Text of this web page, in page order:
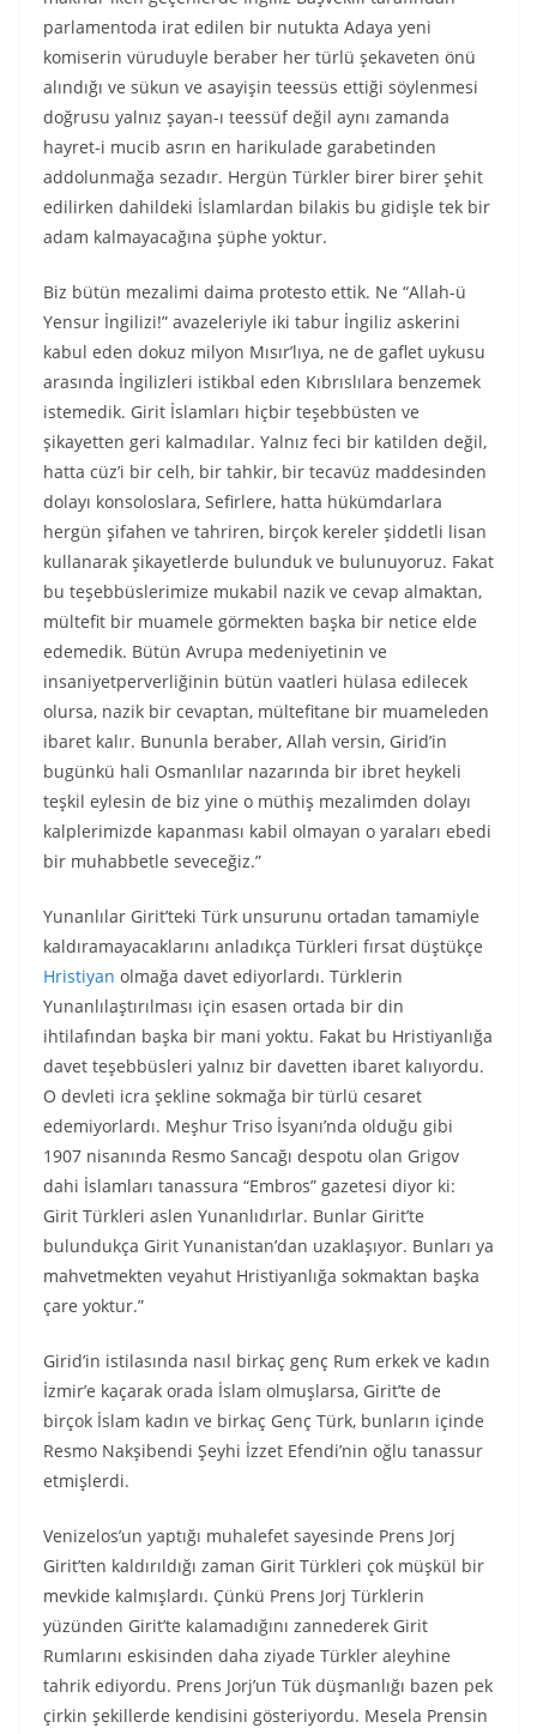
parlamentoda irat edilen bir nutukta Adaya yeni
komiserin vüruduyle beraber her türlü şekaveten önü
alındığı ve sükun ve asayişin teessüs ettiği söylenmesi
doğrusu yalnız şayan-ı teessüf değil aynı zamanda
hayret-i mucib asrın en harikulade garabetinden
addolunmağa sezadır. Hergün Türkler birer birer şehit
edilirken dahildeki İslamlardan bilakis bu gidişle tek bir
adam kalmayacağına şüphe yoktur.
Biz bütün mezalimi daima protesto ettik. Ne “Allah-ü
Yensur İngilizi!” avazeleriyle iki tabur İngiliz askerini
kabul eden dokuz milyon Mısır’lıya, ne de gaflet uykusu
arasında İngilizleri istikbal eden Kıbrıslılara benzemek
istemedik. Girit İslamları hiçbir teşebbüsten ve
şikayetten geri kalmadılar. Yalnız feci bir katilden değil,
hatta cüz’i bir celh, bir tahkir, bir tecavüz maddesinden
dolayı konsoloslara, Sefirlere, hatta hükümdarlara
hergün şifahen ve tahriren, birçok kereler şiddetli lisan
kullanarak şikayetlerde bulunduk ve bulunuyoruz. Fakat
bu teşebbüslerimize mukabil nazik ve cevap almaktan,
mültefit bir muamele görmekten başka bir netice elde
edemedik. Bütün Avrupa medeniyetinin ve
insaniyetperverliğinin bütün vaatleri hülasa edilecek
olursa, nazik bir cevaptan, mültefitane bir muameleden
ibaret kalır. Bununla beraber, Allah versin, Girid’in
bugünkü hali Osmanlılar nazarında bir ibret heykeli
teşkil eylesin de biz yine o müthiş mezalimden dolayı
kalplerimizde kapanması kabil olmayan o yaraları ebedi
bir muhabbetle seveceğiz.”
Yunanlılar Girit’teki Türk unsurunu ortadan tamamiyle
kaldıramayacaklarını anladıkça Türkleri fırsat düştükçe
Hristiyan olmağa davet ediyorlardı. Türklerin
Yunanlılaştırılması için esasen ortada bir din
ihtilafından başka bir mani yoktu. Fakat bu Hristiyanlığa
davet teşebbüsleri yalnız bir davetten ibaret kalıyordu.
O devleti icra şekline sokmağa bir türlü cesaret
edemiyorlardı. Meşhur Triso İsyanı’nda olduğu gibi
1907 nisanında Resmo Sancağı despotu olan Grigov
dahi İslamları tanassura “Embros” gazetesi diyor ki:
Girit Türkleri aslen Yunanlıdırlar. Bunlar Girit’te
bulundukça Girit Yunanistan’dan uzaklaşıyor. Bunları ya
mahvetmekten veyahut Hristiyanlığa sokmaktan başka
çare yoktur.”
Girid’in istilasında nasıl birkaç genç Rum erkek ve kadın
İzmir’e kaçarak orada İslam olmuşlarsa, Girit’te de
birçok İslam kadın ve birkaç Genç Türk, bunların içinde
Resmo Nakşibendi Şeyhi İzzet Efendi’nin oğlu tanassur
etmişlerdi.
Venizelos’un yaptığı muhalefet sayesinde Prens Jorj
Girit’ten kaldırıldığı zaman Girit Türkleri çok müşkül bir
mevkide kalmışlardı. Çünkü Prens Jorj Türklerin
yüzünden Girit’te kalamadığını zannederek Girit
Rumlarını eskisinden daha ziyade Türkler aleyhine
tahrik ediyordu. Prens Jorj’un Tük düşmanlığı bazen pek
çirkin şekillerde kendisini gösteriyordu. Mesela Prensin